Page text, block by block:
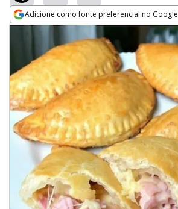
Adicione como fonte preferencial no Google
Opens in new window